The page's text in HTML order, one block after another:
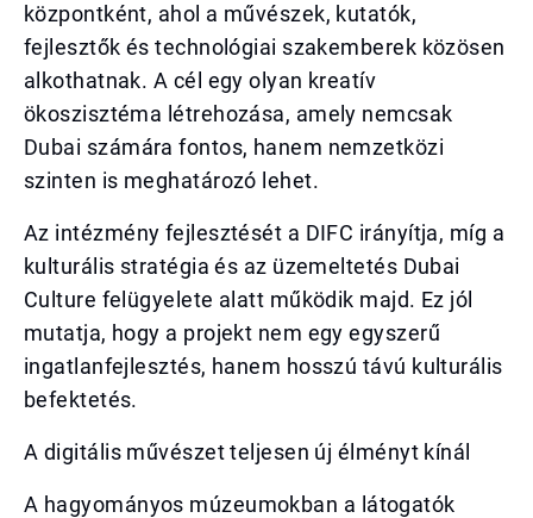
központként, ahol a művészek, kutatók,
fejlesztők és technológiai szakemberek közösen
alkothatnak. A cél egy olyan kreatív
ökoszisztéma létrehozása, amely nemcsak
Dubai számára fontos, hanem nemzetközi
szinten is meghatározó lehet.
Az intézmény fejlesztését a DIFC irányítja, míg a
kulturális stratégia és az üzemeltetés Dubai
Culture felügyelete alatt működik majd. Ez jól
mutatja, hogy a projekt nem egy egyszerű
ingatlanfejlesztés, hanem hosszú távú kulturális
befektetés.
A digitális művészet teljesen új élményt kínál
A hagyományos múzeumokban a látogatók